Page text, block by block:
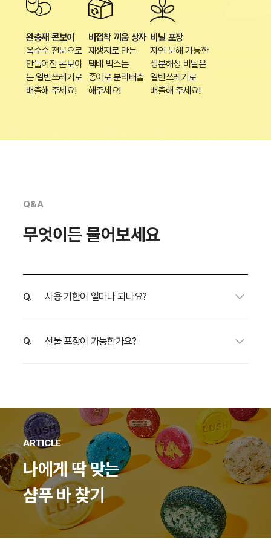
완충재 콘보이
옥수수 전분으로
만들어진 콘보이
는 일반쓰레기로
배출해 주세요!
비접착 끼움 상자
재생지로 만든
택배 박스는
종이로 분리배출
해주세요!
비닐 포장
자연 분해 가능한
생분해성 비닐은
일반쓰레기로
배출해 주세요!
Q&A
무엇이든 물어보세요
사용 기한이 얼마나 되나요?
제조 일자가 가장 빠른 제품부터 출고 하며,
선물 포장이 가능한가요?
재생지를 활용한 ‘기프트' 완제품이나 지속 가능한
포장재 ‘낫랩'을 함께 구매 하시길 추천해 드려요.
쇼핑백이 필요할 경우, 배송 메시지에 요청 사항을
남기시면 쇼핑백과 함께 보내드립니다.
ARTICLE
나에게 딱 맞는
샴푸 바 찾기